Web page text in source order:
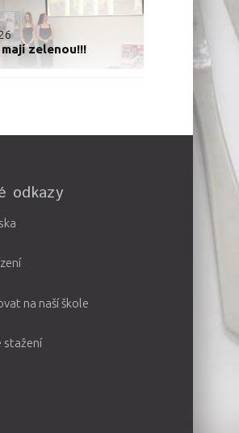
zelenou!!!
odkazy
na naší škole
stažení